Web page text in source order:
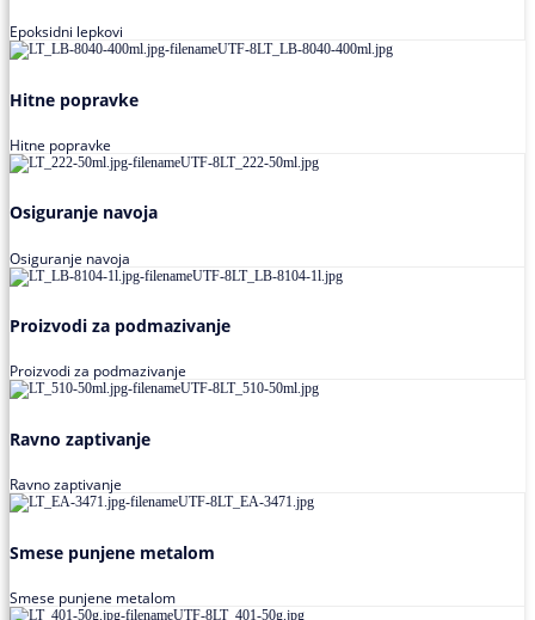
Epoksidni lepkovi
Hitne popravke
Hitne popravke
Osiguranje navoja
Osiguranje navoja
Proizvodi za podmazivanje
Proizvodi za podmazivanje
Ravno zaptivanje
Ravno zaptivanje
Smese punjene metalom
Smese punjene metalom